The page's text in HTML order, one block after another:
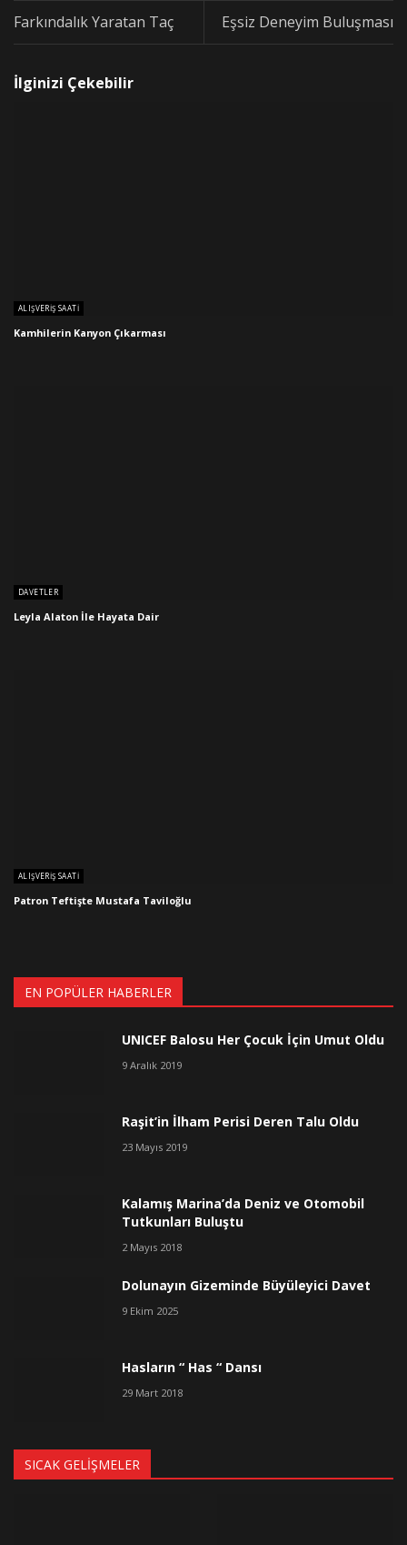
Farkındalık Yaratan Taç Eşsiz Deneyim Buluşması
İlginizi Çekebilir
ALIŞVERIŞ SAATI
Kamhilerin Kanyon Çıkarması
DAVETLER
Leyla Alaton İle Hayata Dair
ALIŞVERIŞ SAATI
Patron Teftişte Mustafa Taviloğlu
EN POPÜLER HABERLER
UNICEF Balosu Her Çocuk İçin Umut Oldu
9 Aralık 2019
Raşit’in İlham Perisi Deren Talu Oldu
23 Mayıs 2019
Kalamış Marina’da Deniz ve Otomobil
Tutkunları Buluştu
2 Mayıs 2018
Dolunayın Gizeminde Büyüleyici Davet
9 Ekim 2025
Hasların “ Has “ Dansı
29 Mart 2018
SICAK GELIŞMELER